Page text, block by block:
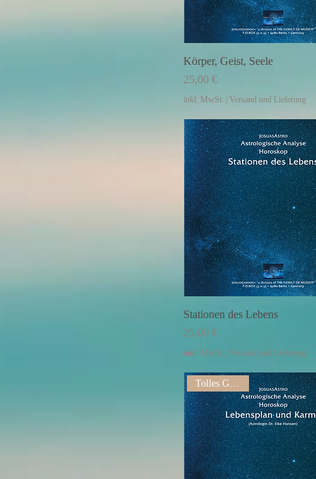
Körper, Geist, Seele
Preis
25,00 €
inkl. MwSt. | Versand und Lieferung
Stationen des Lebens
Preis
25,00 €
inkl. MwSt. | Versand und Lieferung
Tolles Geschenk